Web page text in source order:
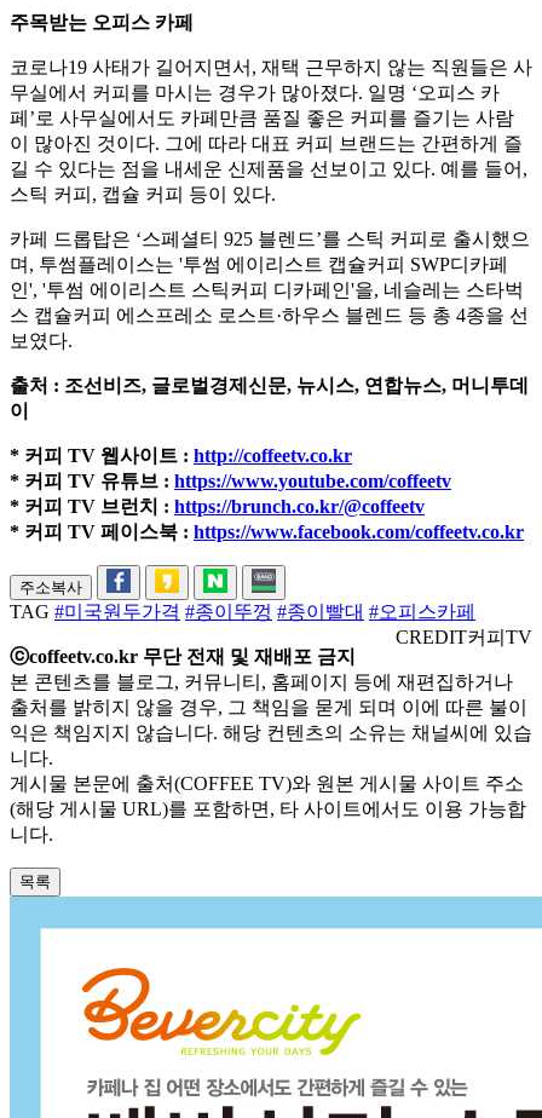
주목받는 오피스 카페
코로나19 사태가 길어지면서, 재택 근무하지 않는 직원들은 사
무실에서 커피를 마시는 경우가 많아졌다. 일명 ‘오피스 카
페’로 사무실에서도 카페만큼 품질 좋은 커피를 즐기는 사람
이 많아진 것이다. 그에 따라 대표 커피 브랜드는 간편하게 즐
길 수 있다는 점을 내세운 신제품을 선보이고 있다. 예를 들어,
스틱 커피, 캡슐 커피 등이 있다.
카페 드롭탑은 ‘스페셜티 925 블렌드’를 스틱 커피로 출시했으
며, 투썸플레이스는 '투썸 에이리스트 캡슐커피 SWP디카페
인', '투썸 에이리스트 스틱커피 디카페인'을, 네슬레는 스타벅
스 캡슐커피 에스프레소 로스트·하우스 블렌드 등 총 4종을 선
보였다.
출처 : 조선비즈, 글로벌경제신문, 뉴시스, 연합뉴스, 머니투데
이
* 커피 TV 웹사이트 : http://coffeetv.co.kr
* 커피 TV 유튜브 : https://www.youtube.com/coffeetv
* 커피 TV 브런치 : https://brunch.co.kr/@coffeetv
* 커피 TV 페이스북 : https://www.facebook.com/coffeetv.co.kr
주소복사
TAG #미국원두가격 #종이뚜껑 #종이빨대 #오피스카페
CREDIT커피TV
ⓒcoffeetv.co.kr 무단 전재 및 재배포 금지
본 콘텐츠를 블로그, 커뮤니티, 홈페이지 등에 재편집하거나
출처를 밝히지 않을 경우, 그 책임을 묻게 되며 이에 따른 불이
익은 책임지지 않습니다. 해당 컨텐츠의 소유는 채널씨에 있습
니다.
게시물 본문에 출처(COFFEE TV)와 원본 게시물 사이트 주소
(해당 게시물 URL)를 포함하면, 타 사이트에서도 이용 가능합
니다.
목록